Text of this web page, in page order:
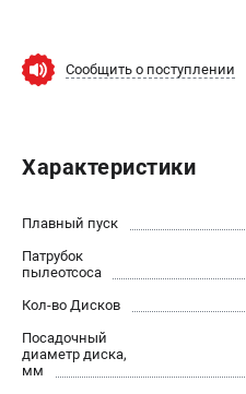
СЕРВИС
Сервисный центр
ИНФОРМАЦИЯ
Юридическим лицам
Правила обмена и возврата
Способы оплаты
О компании
Сообщить о поступлении
Характеристики
Плавный пуск
Патрубок
пылеотсоса
Кол-во Дисков
Посадочный
диаметр диска,
мм